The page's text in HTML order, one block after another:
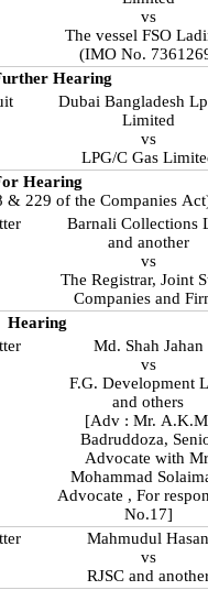
vs
The vessel FSO
(IMO No.
Hearing
Dubai Bangladesh
Limited
vs
LPG/C Gas
Hearing
& 229 of the Companies
Barnali Collections
and another
vs
The Registrar, Joint
Companies and
Hearing
Md. Shah Jahan
vs
F.G. Development
and others
[Adv : Mr.
Badruddoza,
Advocate with
Mohammad
Advocate , For
No.17]
Mahmudul
vs
RJSC and